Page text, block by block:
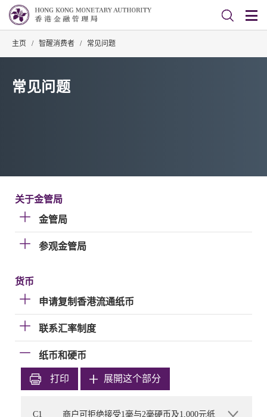
主页 / 智醒消费者 / 常见问题
常见问题
关于金管局
金管局
参观金管局
货币
申请复制香港流通纸币
联系汇率制度
纸币和硬币
打印 展開这个部分
C1
商户可拒绝接受1毫与2毫硬币及1,000元纸